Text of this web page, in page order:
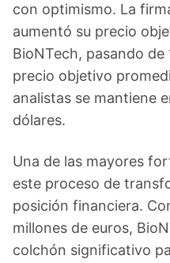
con optimismo. La
aumentó su precio
BioNTech, pasando de
precio objetivo
analistas se mantiene
dólares.
Una de las mayores
este proceso de
posición financiera.
millones de euros,
colchón significativo